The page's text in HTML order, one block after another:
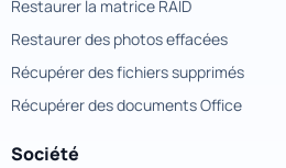
Restaurer la matrice RAID
Restaurer des photos effacées
Récupérer des fichiers supprimés
Récupérer des documents Office
Société